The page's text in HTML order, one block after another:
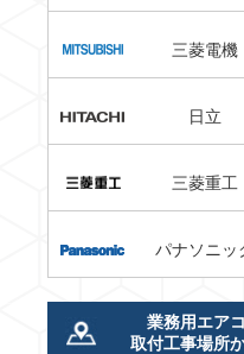
三菱電機
日立
三菱重工
パナソニッ
業務用エア
取付工事場所